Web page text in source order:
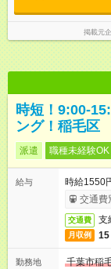
掲載元
時短！9:00-
ング！稲毛区
派遣 職種未経験OK
給与
時給1550
交通費
交通費 支
月収例 15
勤務地
千葉市稲